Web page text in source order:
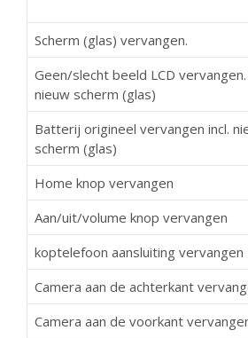
Scherm (glas) vervangen.
Geen/slecht beeld LCD vervangen.
nieuw scherm (glas)
Batterij origineel vervangen incl.
scherm (glas)
Home knop vervangen
Aan/uit/volume knop vervangen
koptelefoon aansluiting vervangen
Camera aan de achterkant
Camera aan de voorkant